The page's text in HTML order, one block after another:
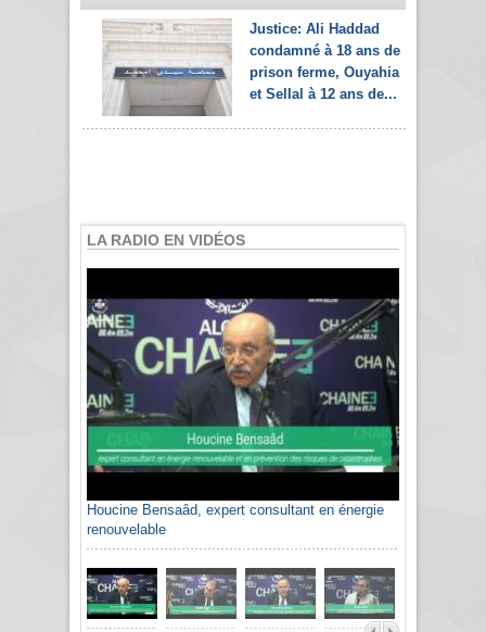
Justice: Ali Haddad
condamné à 18 ans de
prison ferme, Ouyahia
et Sellal à 12 ans de...
LA RADIO EN VIDÉOS
Houcine Bensaâd, expert consultant en énergie
renouvelable